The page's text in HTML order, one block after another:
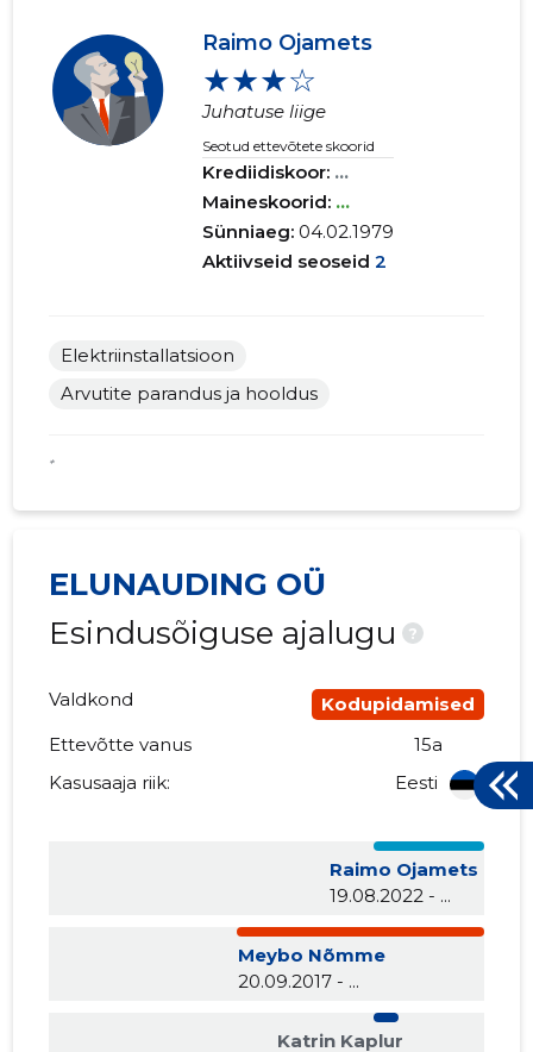
Raimo Ojamets
★★★☆
Juhatuse liige
Seotud ettevõtete skoorid
Krediidiskoor: ...
Maineskoorid: ...
Sünniaeg:04.02.1979
Aktiivseid seoseid 2
Elektriinstallatsioon
Arvutite parandus ja hooldus
*
ELUNAUDING OÜ
Esindusõiguse ajalugu
?
Valdkond
Kodupidamised
Ettevõtte vanus
15a
Kasusaaja riik:
Eesti
Raimo Ojamets
19.08.2022 - ...
Meybo Nõmme
20.09.2017 - ...
Katrin Kaplur